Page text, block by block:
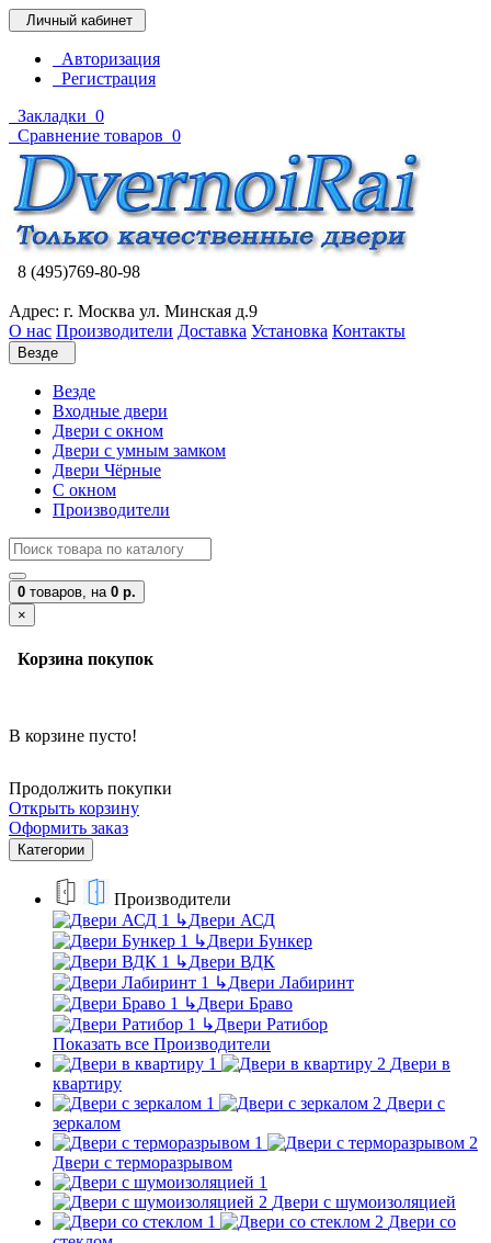
Личный кабинет
Авторизация
Регистрация
Закладки 0
Сравнение товаров 0
8 (495)769-80-98
Адрес: г. Москва ул. Минская д.9
О нас Производители Доставка Установка Контакты
Везде
Везде
Входные двери
Двери с окном
Двери с умным замком
Двери Чёрные
C окном
Производители
0 товаров, на 0 р.
×
Корзина покупок
В корзине пусто!
Продолжить покупки
Открыть корзину
Оформить заказ
Категории
Производители
↳Двери АСД
↳Двери Бункер
↳Двери ВДК
↳Двери Лабиринт
↳Двери Браво
↳Двери Ратибор
Показать все Производители
Двери в
квартиру
Двери с
зеркалом
Двери с терморазрывом
Двери с шумоизоляцией
Двери со